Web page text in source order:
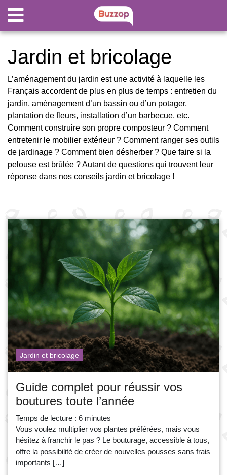
Jardin et bricolage
L’aménagement du jardin est une activité à laquelle les
Français accordent de plus en plus de temps : entretien du
jardin, aménagement d’un bassin ou d’un potager,
plantation de fleurs, installation d’un barbecue, etc.
Comment construire son propre composteur ? Comment
entretenir le mobilier extérieur ? Comment ranger ses outils
de jardinage ? Comment bien désherber ? Que faire si la
pelouse est brûlée ? Autant de questions qui trouvent leur
réponse dans nos conseils jardin et bricolage !
Jardin et bricolage
Guide complet pour réussir vos
boutures toute l’année
Temps de lecture : 6 minutes
Vous voulez multiplier vos plantes préférées, mais vous
hésitez à franchir le pas ? Le bouturage, accessible à tous,
offre la possibilité de créer de nouvelles pousses sans frais
importants […]